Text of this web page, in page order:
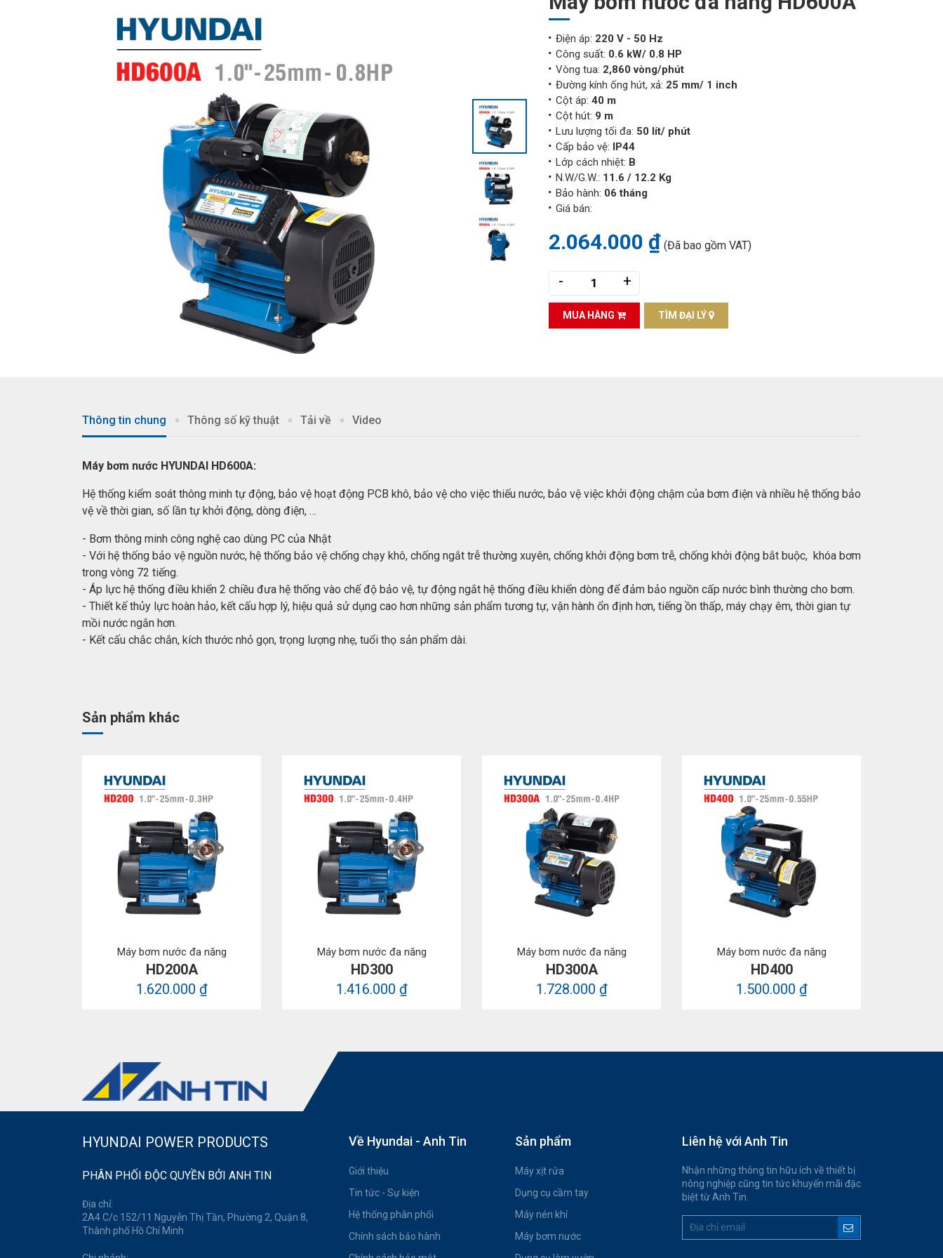
Điện áp: 220 V - 50 Hz
Công suất: 0.6 kW/ 0.8 HP
Vòng tua: 2,860 vòng/phút
Đường kính ống hút, xả: 25 mm/ 1 inch
Cột áp: 40 m
Cột hút: 9 m
Lưu lượng tối đa: 50 lít/ phút
Cấp bảo vệ: IP44
Lớp cách nhiệt: B
N.W/G.W.: 11.6 / 12.2 Kg
Bảo hành: 06 tháng
Giá bán:
2.064.000 ₫ (Đã bao gồm VAT)
- +
MUA HÀNG TÌM ĐẠI LÝ
Thông tin chung Thông số kỹ thuật Tải về Video
Máy bơm nước HYUNDAI HD600A:
Hệ thống kiểm soát thông minh tự động, bảo vệ hoạt động PCB khô, bảo vệ cho việc thiếu nước, bảo vệ việc khởi động chậm của bơm điện và nhiều hệ thống bảo
vệ về thời gian, số lần tự khởi động, dòng điện, …
- Bơm thông minh công nghệ cao dùng PC của Nhật
- Với hệ thống bảo vệ nguồn nước, hệ thống bảo vệ chống chạy khô, chống ngắt trễ thường xuyên, chống khởi động bơm trễ, chống khởi động bắt buộc, khóa bơm
trong vòng 72 tiếng.
- Áp lực hệ thống điều khiển 2 chiều đưa hệ thống vào chế độ bảo vệ, tự động ngắt hệ thống điều khiển dòng để đảm bảo nguồn cấp nước bình thường cho bơm.
- Thiết kế thủy lực hoàn hảo, kết cấu hợp lý, hiệu quả sử dụng cao hơn những sản phẩm tương tự, vận hành ổn định hơn, tiếng ồn thấp, máy chạy êm, thời gian tự
mồi nước ngắn hơn.
- Kết cấu chắc chắn, kích thước nhỏ gọn, trọng lượng nhẹ, tuổi thọ sản phẩm dài.
Sản phẩm khác
Máy bơm nước đa năng
HD200A
1.620.000 ₫
Máy bơm nước đa năng
HD300
1.416.000 ₫
Máy bơm nước đa năng
HD300A
1.728.000 ₫
Máy bơm nước đa năng
HD400
1.500.000 ₫
HYUNDAI POWER PRODUCTS
PHÂN PHỐI ĐỘC QUYỀN BỞI ANH TIN
Địa chỉ:
2A4 C/c 152/11 Nguyễn Thị Tần, Phường 2, Quận 8,
Thành phố Hồ Chí Minh
Về Hyundai - Anh Tin
Giới thiệu
Tin tức - Sự kiện
Hệ thống phân phối
Chính sách bảo hành
Sản phẩm
Máy xịt rửa
Dụng cụ cầm tay
Máy nén khí
Máy bơm nước
Liên hệ với Anh Tin
Nhận những thông tin hữu ích về thiết bị
nông nghiệp cũng tin tức khuyến mãi đặc
biệt từ Anh Tin.